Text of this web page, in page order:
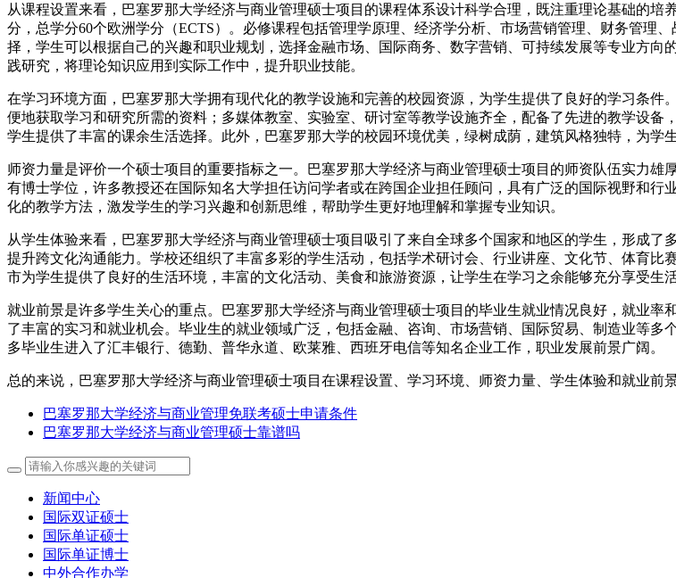
从课程设置来看，巴塞罗那大学经济与商业管理硕士项目的课程体系设计科学合理，既注重理论基础的
分，总学分60个欧洲学分（ECTS）。必修课程包括管理学原理、经济学分析、市场营销管理、财务管理
择，学生可以根据自己的兴趣和职业规划，选择金融市场、国际商务、数字营销、可持续发展等专业方
践研究，将理论知识应用到实际工作中，提升职业技能。
在学习环境方面，巴塞罗那大学拥有现代化的教学设施和完善的校园资源，为学生提供了良好的学习条
便地获取学习和研究所需的资料；多媒体教室、实验室、研讨室等教学设施齐全，配备了先进的教学设
学生提供了丰富的课余生活选择。此外，巴塞罗那大学的校园环境优美，绿树成荫，建筑风格独特，为学
师资力量是评价一个硕士项目的重要指标之一。巴塞罗那大学经济与商业管理硕士项目的师资队伍实力
有博士学位，许多教授还在国际知名大学担任访问学者或在跨国企业担任顾问，具有广泛的国际视野和
化的教学方法，激发学生的学习兴趣和创新思维，帮助学生更好地理解和掌握专业知识。
从学生体验来看，巴塞罗那大学经济与商业管理硕士项目吸引了来自全球多个国家和地区的学生，形成
提升跨文化沟通能力。学校还组织了丰富多彩的学生活动，包括学术研讨会、行业讲座、文化节、体育
市为学生提供了良好的生活环境，丰富的文化活动、美食和旅游资源，让学生在学习之余能够充分享受生活
就业前景是许多学生关心的重点。巴塞罗那大学经济与商业管理硕士项目的毕业生就业情况良好，就业
了丰富的实习和就业机会。毕业生的就业领域广泛，包括金融、咨询、市场营销、国际贸易、制造业等
多毕业生进入了汇丰银行、德勤、普华永道、欧莱雅、西班牙电信等知名企业工作，职业发展前景广阔。
总的来说，巴塞罗那大学经济与商业管理硕士项目在课程设置、学习环境、师资力量、学生体验和就业前
巴塞罗那大学经济与商业管理免联考硕士申请条件
巴塞罗那大学经济与商业管理硕士靠谱吗
新闻中心
国际双证硕士
国际单证硕士
国际单证博士
中外合作办学